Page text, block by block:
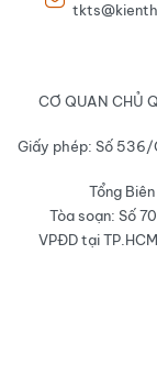
CƠ QUAN CHỦ
Giấy phép: Số 536/
Tổng
Tòa soạn: Số
VPĐD tại